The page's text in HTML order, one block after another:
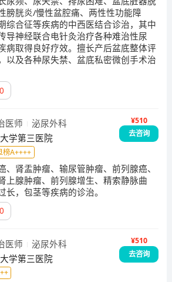
膀胱炎/慢性盆腔痛、两性性功能障
综合征等疾病的中西医结合诊治，其中
导神经联合电针灸治疗各种难治性尿
病取得良好疗效。擅长产后盆底整体评
以及各种尿失禁、盆底私密微创手术治
医师 泌尿外科
学第三医院
¥510
去咨询
榜A++++
、肾盂肿瘤、输尿管肿瘤、前列腺癌、
上腺肿瘤、前列腺增生、精索静脉曲
长，包茎等疾病的诊治。
医师 泌尿外科
学第三医院
¥510
去咨询